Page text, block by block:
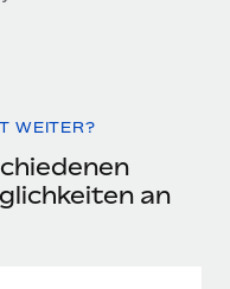
WEITER?
an